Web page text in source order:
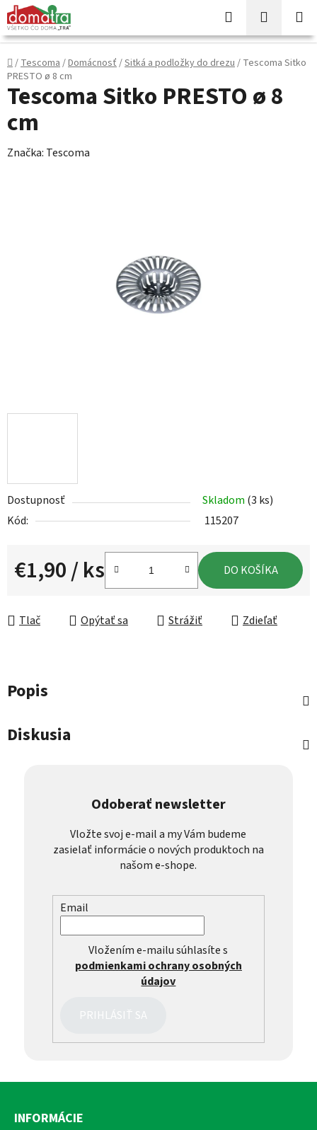
Prejsť
na
obsah
Hľadať
KOŠÍK
Domov
/Tescoma/Domácnosť/Sitká a podložky do drezu/ Tescoma Sitko
PRESTO ø 8 cm
Dostupnosť Skladom (3 ks)
Kód:
115207
€1,90/ ks DO KOŠÍKA
Tlač Opýtať sa Strážiť Zdieľať
Tescoma Sitko PRESTO ø 8
cm
Značka: Tescoma
Popis
Diskusia
Odoberať newsletter
Vložte svoj e-mail a my Vám budeme
zasielať informácie o nových produktoch na
našom e-shope.
Email
Vložením e-mailu súhlasíte s
podmienkami ochrany osobných
údajov
PRIHLÁSIŤ SA
Z
INFORMÁCIE